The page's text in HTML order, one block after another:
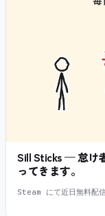
Sill Sticks — 怠け
ってきます。
Steam にて近日無料配